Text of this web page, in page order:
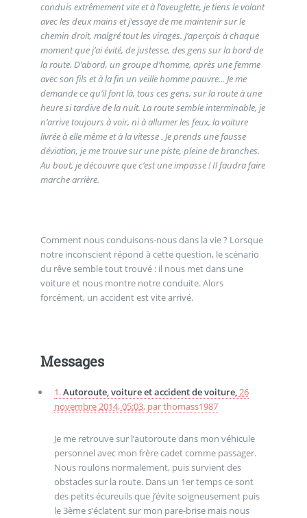
conduis extrêmement vite et à l’aveuglette, je tiens le volant
avec les deux mains et j’essaye de me maintenir sur le
chemin droit, malgré tout les virages. J’aperçois à chaque
moment que j’ai évité, de justesse, des gens sur la bord de
la route. D’abord, un groupe d’homme, après une femme
avec son fils et à la fin un veille homme pauvre... Je me
demande ce qu’il font là, tous ces gens, sur la route à une
heure si tardive de la nuit. La route semble interminable, je
n’arrive toujours à voir, ni à allumer les feux, la voiture
livrée à elle même et à la vitesse . Je prends une fausse
déviation, je me trouve sur une piste, pleine de branches.
Au bout, je découvre que c’est une impasse ! Il faudra faire
marche arrière.
Comment nous conduisons-nous dans la vie ? Lorsque
notre inconscient répond à cette question, le scénario
du rêve semble tout trouvé : il nous met dans une
voiture et nous montre notre conduite. Alors
forcément, un accident est vite arrivé.
Messages
1.Autoroute, voiture et accident de voiture,26
novembre 2014, 05:03, parthomass1987
Je me retrouve sur l’autoroute dans mon véhicule
personnel avec mon frère cadet comme passager.
Nous roulons normalement, puis survient des
obstacles sur la route. Dans un 1er temps ce sont
des petits écureuils que j’évite soigneusement puis
le 3ème s’éclatent sur mon pare-brise mais nous